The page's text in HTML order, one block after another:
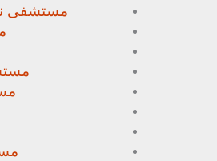
مستشفى